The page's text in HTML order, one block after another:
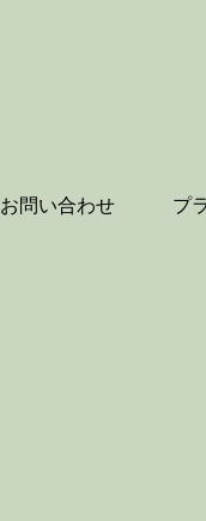
お問い合わせ プ